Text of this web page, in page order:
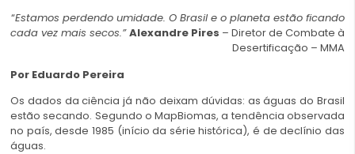
“Estamos perdendo umidade. O Brasil e o planeta estão ficando
cada vez mais secos.”Alexandre Pires – Diretor de Combate à
Desertificação – MMA
Por Eduardo Pereira
Os dados da ciência já não deixam dúvidas: as águas do Brasil
estão secando. Segundo o MapBiomas, a tendência observada
no país, desde 1985 (início da série histórica), é de declínio das
águas.